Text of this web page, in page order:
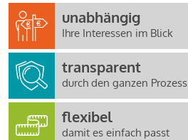
unabhängig
Ihre Interessen im Blick
transparent
durch den ganzen Prozess
flexibel
damit es einfach passt